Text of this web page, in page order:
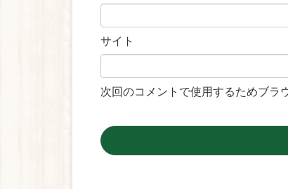
サイト
次回のコメントで使用するためブラ